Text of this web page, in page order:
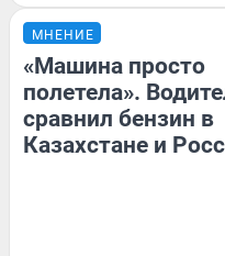
МНЕНИЕ
«Машина просто
полетела».
сравнил бензин в
Казахстане и